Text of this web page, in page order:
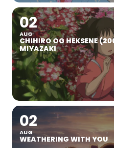
02
AUG
CHIHIRO OG HEKSENE
MIYAZAKI
02
AUG
WEATHERING WITH YOU